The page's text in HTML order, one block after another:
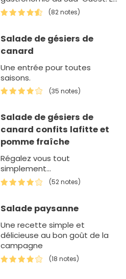
effet, pour la réussir, les locaux
misent sur le canard.
(82 notes)
Salade de gésiers de
canard
Une entrée pour toutes
saisons.
(35 notes)
Salade de gésiers de
canard confits lafitte et
pomme fraîche
Régalez vous tout
simplement...
(52 notes)
Salade paysanne
Une recette simple et
délicieuse au bon goût de la
campagne
(18 notes)